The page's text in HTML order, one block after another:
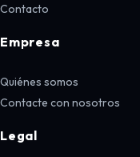
Contacto
Empresa
Quiénes somos
Contacte con nosotros
Legal